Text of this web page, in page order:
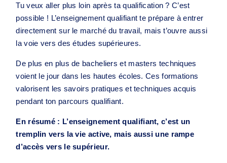
Tu veux aller plus loin après ta qualification ? C’est
possible ! L’enseignement qualifiant te prépare à entrer
directement sur le marché du travail, mais t’ouvre aussi
la voie vers des études supérieures.
De plus en plus de bacheliers et masters techniques
voient le jour dans les hautes écoles. Ces formations
valorisent les savoirs pratiques et techniques acquis
pendant ton parcours qualifiant.
En résumé : L’enseignement qualifiant, c’est un
tremplin vers la vie active, mais aussi une rampe
d’accès vers le supérieur.